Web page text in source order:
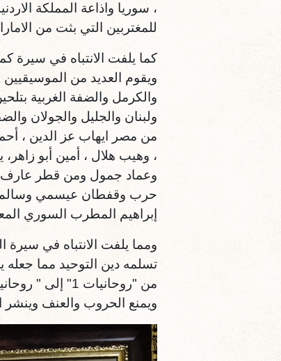
، سوريا واذاعة المملكة
للمغتربين التي بثت من
كما يلفت الانتباه في سيرة
ويقوم العديد من
والكرمل والضفة الغربية
من مصر ايهاب عز الدين ،
، وهيب هلال ، أمين أبو
وعماد جمول ومن قطر عارف
حرب وقفطان عيسمي وسالم
إبراهيم المطرب السوري
ومما يلفت الانتباه في سيرة
ويمنع الحروب والعنف وينشر